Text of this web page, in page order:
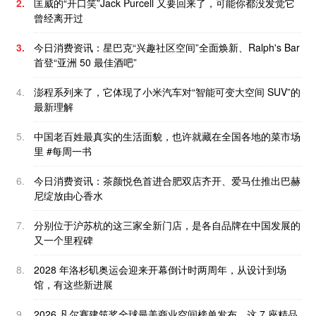
曾经离开过
3.
今日消费资讯：星巴克“兴趣社区空间”全面焕新、Ralph's Bar
首登“亚洲 50 最佳酒吧”
4.
澎程系列来了，它体现了小米汽车对“智能可变大空间 SUV”的
最新理解
5.
中国老百姓最真实的生活面貌，也许就藏在全国各地的菜市场
里 #每周一书
6.
今日消费资讯：茶颜悦色首进合肥双店齐开、爱马仕推出巴赫
尼绽放由心香水
7.
分别位于沪苏杭的这三家全新门店，是各自品牌在中国发展的
又一个里程碑
8.
2028 年洛杉矶奥运会迎来开幕倒计时两周年，从设计到场
馆，有这些新进展